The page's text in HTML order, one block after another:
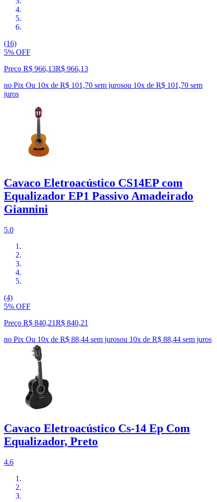
(16)
5% OFF
Preço R$ 966,13R$ 966,13
no Pix Ou 10x de R$ 101,70 sem jurosou 10x de R$ 101,70 sem
juros
Cavaco Eletroacústico CS14EP com
Equalizador EP1 Passivo Amadeirado
Giannini
5.0
(4)
5% OFF
Preço R$ 840,21R$ 840,21
no Pix Ou 10x de R$ 88,44 sem jurosou 10x de R$ 88,44 sem juros
Cavaco Eletroacústico Cs-14 Ep Com
Equalizador, Preto
4.6